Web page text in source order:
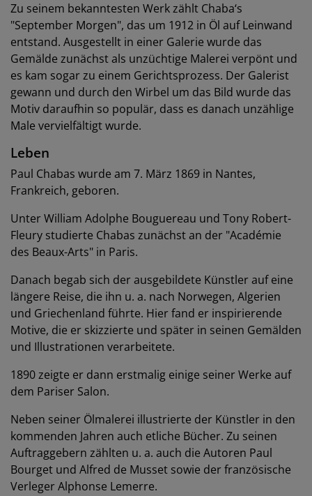
Zu seinem bekanntesten Werk zählt Chaba‘s
"September Morgen", das um 1912 in Öl auf Leinwand
entstand. Ausgestellt in einer Galerie wurde das
Gemälde zunächst als unzüchtige Malerei verpönt und
es kam sogar zu einem Gerichtsprozess. Der Galerist
gewann und durch den Wirbel um das Bild wurde das
Motiv daraufhin so populär, dass es danach unzählige
Male vervielfältigt wurde.
Leben
Paul Chabas wurde am 7. März 1869 in Nantes,
Frankreich, geboren.
UnterWilliam Adolphe Bouguereau und Tony Robert-
Fleury studierte Chabas zunächst an der "Académie
des Beaux-Arts" in Paris.
Danach begab sich der ausgebildete Künstler auf eine
längere Reise, die ihn u. a. nach Norwegen, Algerien
und Griechenland führte. Hier fand er inspirierende
Motive, die er skizzierte und später in seinen Gemälden
und Illustrationen verarbeitete.
1890 zeigte er dann erstmalig einige seiner Werke auf
dem Pariser Salon.
Neben seiner Ölmalerei illustrierte der Künstler in den
kommenden Jahren auch etliche Bücher. Zu seinen
Auftraggebern zählten u. a. auch die Autoren Paul
Bourget und Alfred de Musset sowie der französische
Verleger Alphonse Lemerre.